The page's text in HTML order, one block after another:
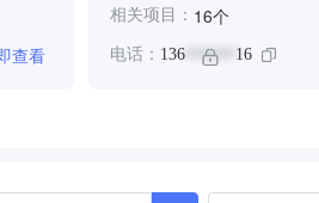
查看
相关项目： 16个
电话： 136****** 16